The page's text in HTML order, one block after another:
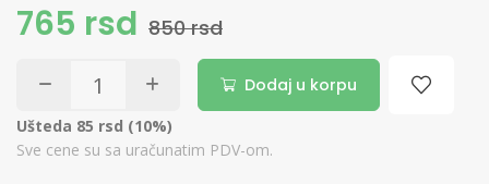
765 rsd 850 rsd
Dodaj u korpu
Ušteda 85 rsd (10%)
Sve cene su sa uračunatim PDV-om.